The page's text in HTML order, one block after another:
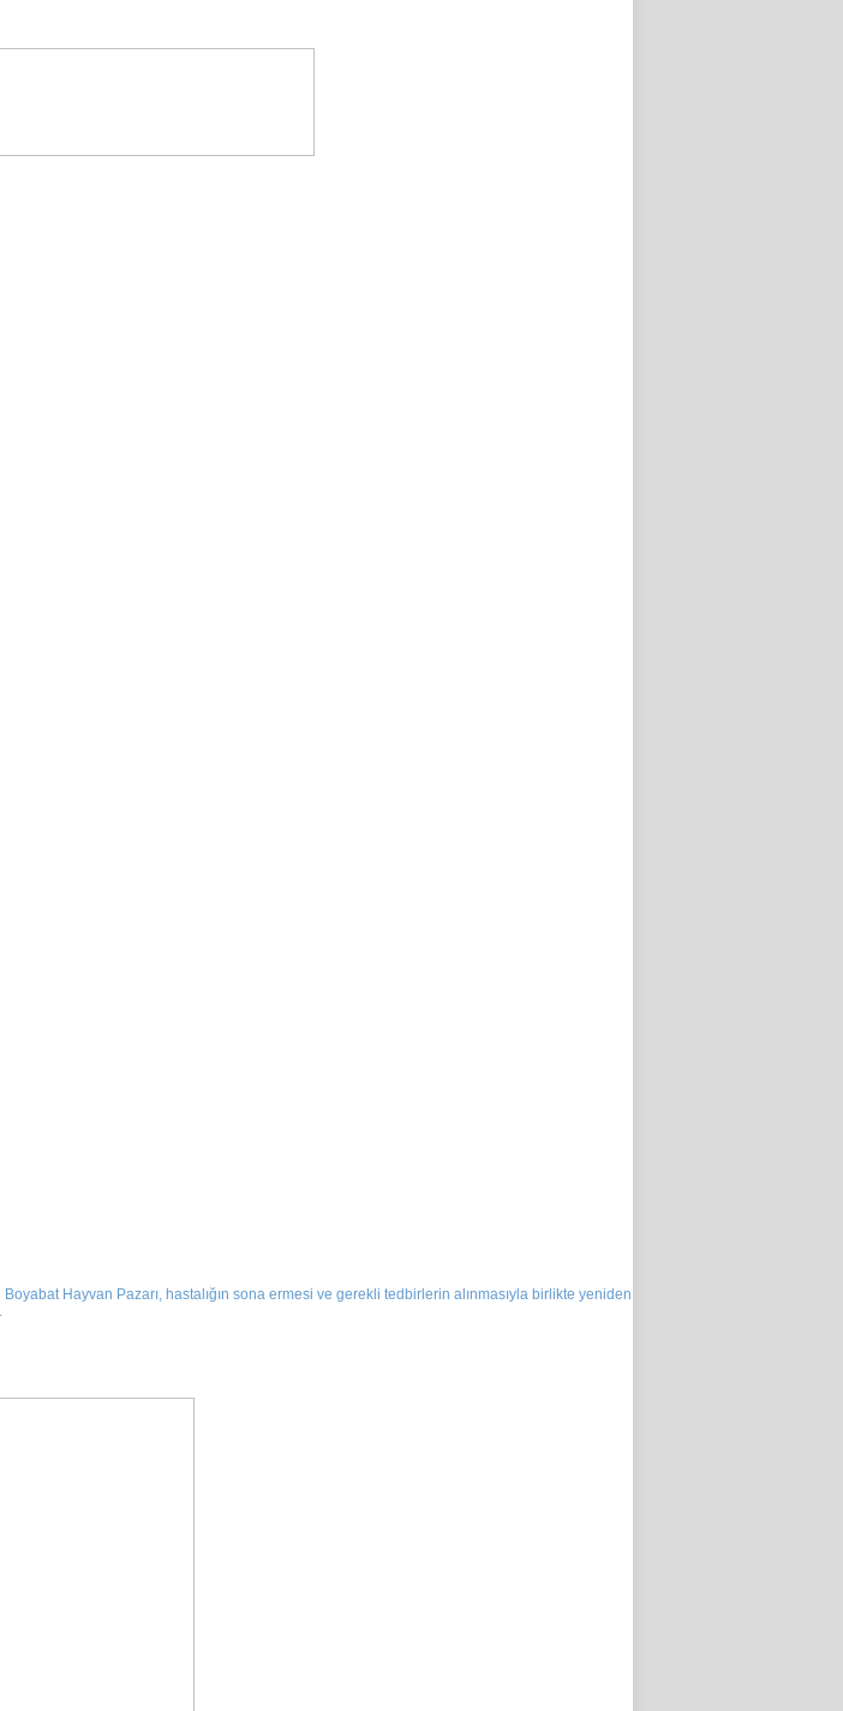
Hayvan Pazarı, hastalığın sona ermesi ve gerekli tedbirlerin alınmasıyla birlikte yeniden